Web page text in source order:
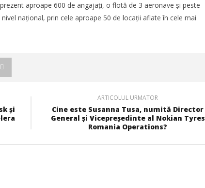
consolidează prezența pe
și investește în
DP World lansează un nou coridor
aproape 600 de angajaţi, o flotă de 3 aeronave și peste
naţional, prin cele aproape 50 de locaţii aflate în cele mai
și
ARTICOLUL URMATOR
Cine este Susanna Tusa, numită Director
General și Vicepreședinte al Nokian Tyres
Romania Operations?